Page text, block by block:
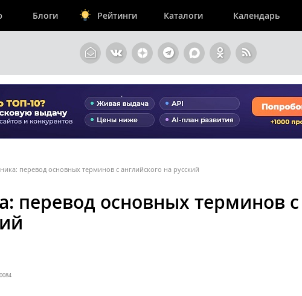
Блоги Рейтинги Каталоги Календарь
перевод основных терминов с английского на русский
перевод основных терминов с